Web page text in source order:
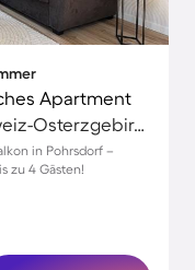
Apartment
Tharandt, Sächsische Schweiz-Osterzgebirge, Deutschland
in Pohrsdorf –
zu 4 Gästen!